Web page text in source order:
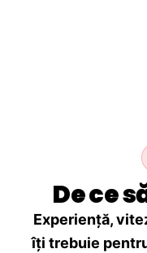
De ce
Experiență,
îți trebuie